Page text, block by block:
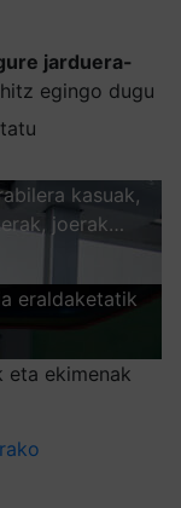
jarduera-
egingo dugu
kasuak,
joerak…
eraldaketatik
ekimenak